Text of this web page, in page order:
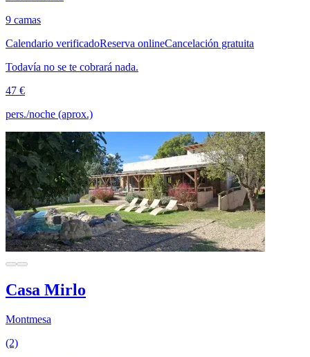
9 camas
Calendario verificadoReserva onlineCancelación gratuita
Todavía no se te cobrará nada.
47 €
pers./noche (aprox.)
Casa Mirlo
Montmesa
(2)